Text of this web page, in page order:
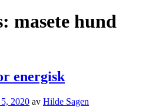
masete hund
energisk
2020 av Hilde Sagen